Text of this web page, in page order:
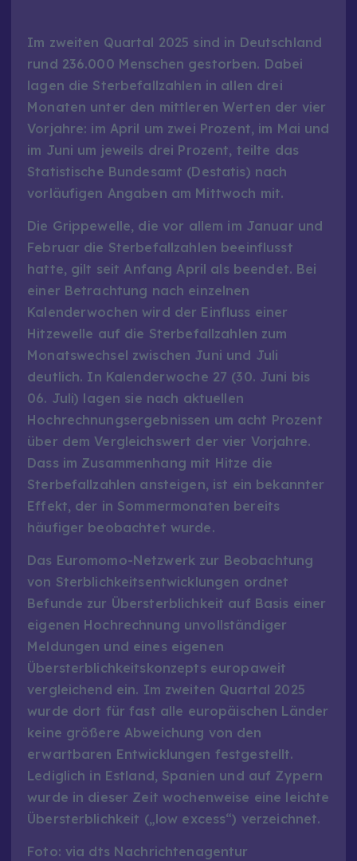
Im zweiten Quartal 2025 sind in Deutschland
rund 236.000 Menschen gestorben. Dabei
lagen die Sterbefallzahlen in allen drei
Monaten unter den mittleren Werten der vier
Vorjahre: im April um zwei Prozent, im Mai und
im Juni um jeweils drei Prozent, teilte das
Statistische Bundesamt (Destatis) nach
vorläufigen Angaben am Mittwoch mit.
Die Grippewelle, die vor allem im Januar und
Februar die Sterbefallzahlen beeinflusst
hatte, gilt seit Anfang April als beendet. Bei
einer Betrachtung nach einzelnen
Kalenderwochen wird der Einfluss einer
Hitzewelle auf die Sterbefallzahlen zum
Monatswechsel zwischen Juni und Juli
deutlich. In Kalenderwoche 27 (30. Juni bis
06. Juli) lagen sie nach aktuellen
Hochrechnungsergebnissen um acht Prozent
über dem Vergleichswert der vier Vorjahre.
Dass im Zusammenhang mit Hitze die
Sterbefallzahlen ansteigen, ist ein bekannter
Effekt, der in Sommermonaten bereits
häufiger beobachtet wurde.
Das Euromomo-Netzwerk zur Beobachtung
von Sterblichkeitsentwicklungen ordnet
Befunde zur Übersterblichkeit auf Basis einer
eigenen Hochrechnung unvollständiger
Meldungen und eines eigenen
Übersterblichkeitskonzepts europaweit
vergleichend ein. Im zweiten Quartal 2025
wurde dort für fast alle europäischen Länder
keine größere Abweichung von den
erwartbaren Entwicklungen festgestellt.
Lediglich in Estland, Spanien und auf Zypern
wurde in dieser Zeit wochenweise eine leichte
Übersterblichkeit („low excess“) verzeichnet.
Foto: via dts Nachrichtenagentur